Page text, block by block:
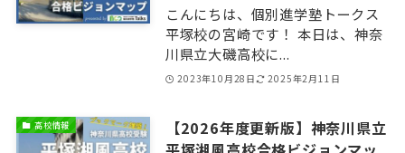
こんにちは、個別進学塾トークス
平塚校の宮崎です！ 本日は、神奈
川県立大磯高校に...
2023年10月28日 2025年2月11日
高校情報
【2026年度更新版】神奈川県立